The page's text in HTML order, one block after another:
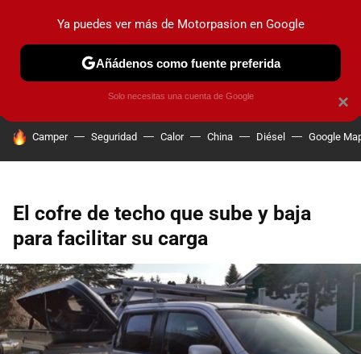
PRUEBAS COCHES ELÉCTRICOS OBSERVATORIO
HOY SE HABLA DE
Camper Seguridad Calor China Diésel Google
El cofre de techo que sube y baja
para facilitar su carga
×
Ya puedes ver más de Motorpasion en Google
Añádenos como fuente preferida
Solo necesitas una cuenta de Google